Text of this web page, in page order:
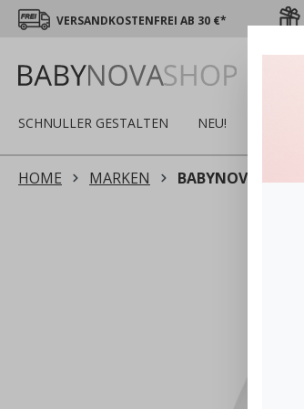
VERSANDKOSTENFREI AB 30 €*
SCHNULLER GESTALTEN NEU!
HOME MARKEN BABYNOVA